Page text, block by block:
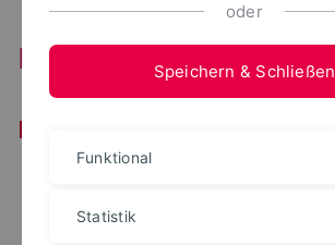
Projekte
Laufende Projekte
oder
Speichern & Schließen
Funktional
Statistik